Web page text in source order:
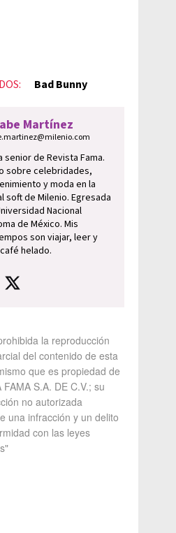
Bad Bunny
Martínez
senior de Revista Fama.
sobre celebridades,
y moda en la
soft de Milenio. Egresada
Nacional
de México. Mis
son viajar, leer y
helado.
la reproducción
del contenido de esta
que es propiedad de
FAMA S.A. DE C.V.; su
no autorizada
una infracción y un delito
con las leyes